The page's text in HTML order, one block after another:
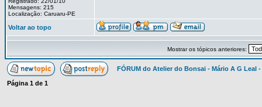
Mensagens: 215
Localização: Caruaru-PE
Voltar ao topo
Mostrar os tópicos anteriores:
FÓRUM do Atelier do Bonsai - Mário A G Leal
Página 1 de 1